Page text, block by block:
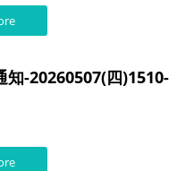
知-20260507(四)1510-